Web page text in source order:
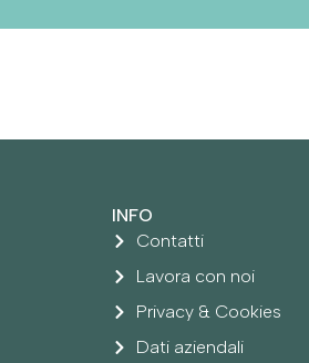
INFO
Contatti
Lavora con noi
Privacy & Cookies
Dati aziendali